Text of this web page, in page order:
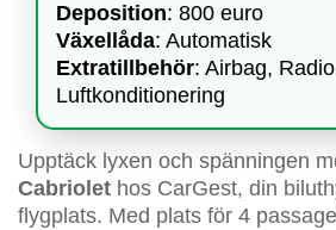
Deposition: 800 euro
Växellåda: Automatisk
Extratillbehör: Airbag,
Luftkonditionering
Upptäck lyxen och spänningen
Cabriolet hos CarGest, din
flygplats. Med plats för 4